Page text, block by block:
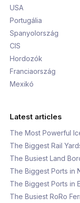
USA
Portugália
Spanyolország
CIS
Hordozók
Franciaország
Mexikó
Latest articles
The Most Powerful
The Biggest Rail
The Busiest Land
The Biggest Ports in
The Biggest Ports in
The Busiest RoRo